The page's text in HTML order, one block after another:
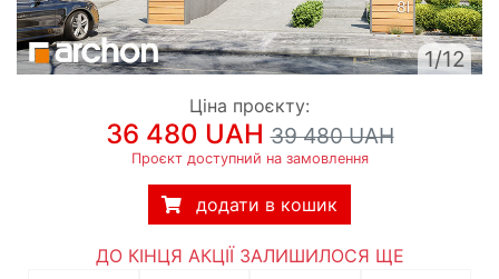
1/12
Ціна проєкту:
36 480 UAH39 480 UAH
Проєкт доступний на замовлення
додати в кошик
ДО КІНЦЯ АКЦІЇ ЗАЛИШИЛОСЯ ЩЕ